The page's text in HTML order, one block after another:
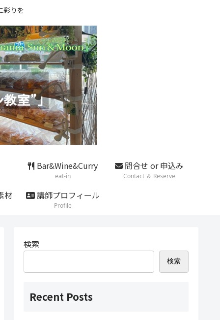
彩りを
Bar&Wine&Curry
eat-in
問合せ or 申込み
Contact ＆ Reserve
材 講師プロフィール
Profile
検索
検索
Recent Posts